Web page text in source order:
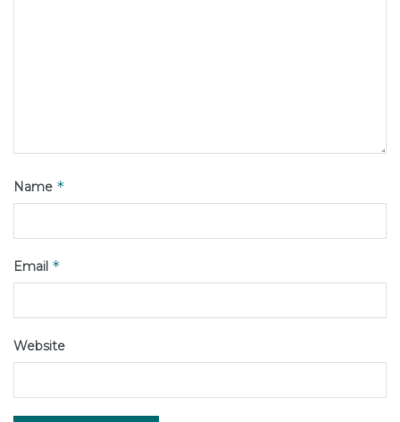
Name *
Email *
Website